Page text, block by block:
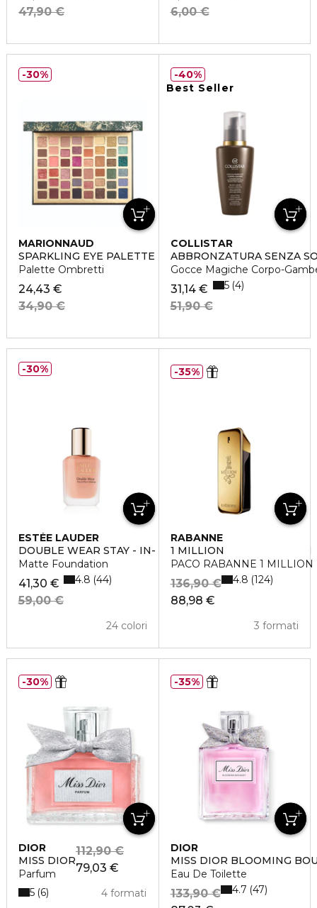
47,90 €
6,00 €
MARIONNAUD
SPARKLING EYE PALETTE
Palette Ombretti
24,43 €
34,90 €
30%
Best Seller
COLLISTAR
ABBRONZATURA SENZA
Gocce Magiche Corpo-
31,14 €
51,90 €
5 4
40%
ESTÉE LAUDER
DOUBLE WEAR STAY - IN- PLACE MATTE FOUNDATION
Matte Foundation
41,30 €
59,00 €
24 colori
4.8 44
30%
RABANNE
1 MILLION
PACO RABANNE 1
88,98 €
136,90 €
3 formati
4.8 124
35%
DIOR
MISS DIOR
Parfum
79,03 €
112,90 €
4 formati
5 6
30%
DIOR
MISS DIOR BLOOMING
Eau De Toilette
133,90 € 4.7 47
35%